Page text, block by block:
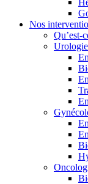
Nos
Qu’est-
Urologie